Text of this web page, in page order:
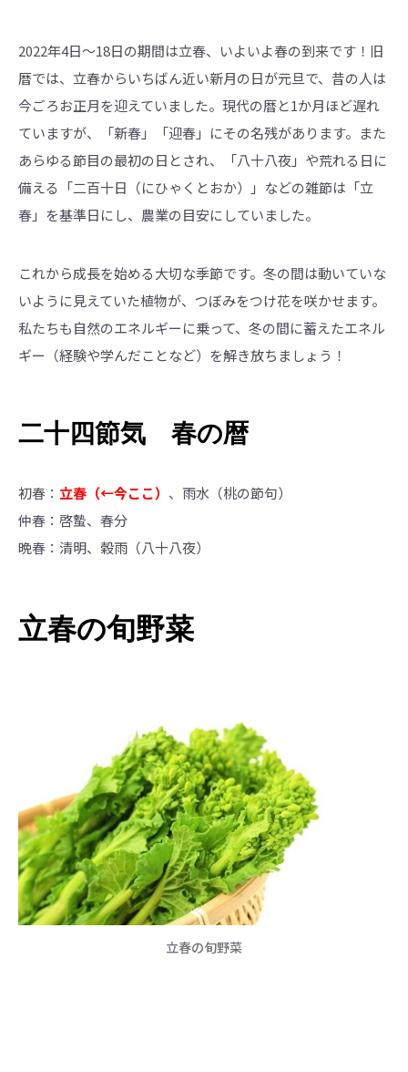
2022年4日～18日の期間は立春、いよいよ春の到来です！旧
暦では、立春からいちばん近い新月の日が元旦で、昔の人は
今ごろお正月を迎えていました。現代の暦と1か月ほど遅れ
ていますが、「新春」「迎春」にその名残があります。また
あらゆる節目の最初の日とされ、「八十八夜」や荒れる日に
備える「二百十日（にひゃくとおか）」などの雑節は「立
春」を基準日にし、農業の目安にしていました。
これから成長を始める大切な季節です。冬の間は動いていな
いように見えていた植物が、つぼみをつけ花を咲かせます。
私たちも自然のエネルギーに乗って、冬の間に蓄えたエネル
ギー（経験や学んだことなど）を解き放ちましょう！
二十四節気 春の暦
初春： 立春（←今ここ） 、雨水（桃の節句）
仲春：啓蟄、春分
晩春：清明、穀雨（八十八夜）
立春の旬野菜
立春の旬野菜